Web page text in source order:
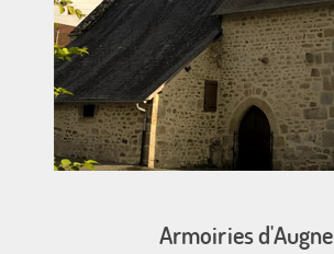
Armoiries d'Augne